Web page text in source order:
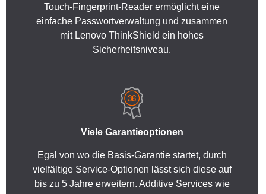
Touch-Fingerprint-Reader ermöglicht eine
einfache Passwortverwaltung und zusammen
mit Lenovo ThinkShield ein hohes
Sicherheitsniveau.
Viele Garantieoptionen
Egal von wo die Basis-Garantie startet, durch
vielfältige Service-Optionen lässt sich diese auf
bis zu 5 Jahre erweitern. Additive Services wie